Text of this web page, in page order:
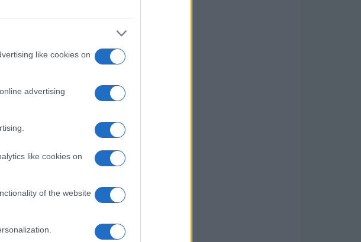
like cookies on
advertising
like cookies on
of the website
ricerca e
a
Sistemi